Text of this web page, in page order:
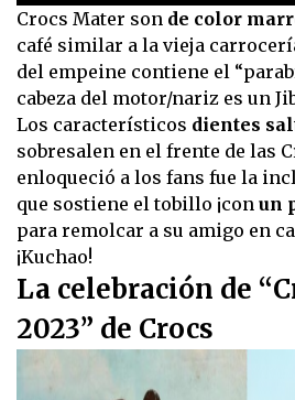
0
seconds
of
15
seconds
Crocs Mater son de color
café similar a la vieja
del empeine contiene el
cabeza del motor/nariz es un
Los característicos dientes
sobresalen en el frente de las
enloqueció a los fans fue la
que sostiene el tobillo ¡con un
para remolcar a su amigo en
¡Kuchao!
La celebración de
2023” de Crocs